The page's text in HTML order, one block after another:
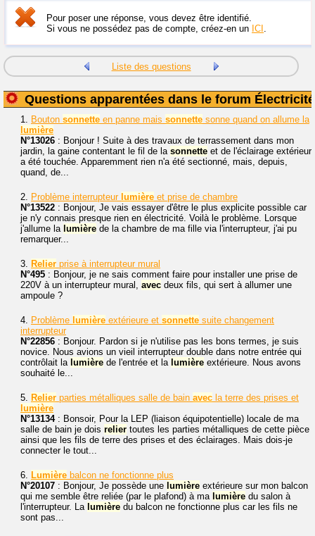
Pour poser une réponse, vous devez être identifié.
Si vous ne possédez pas de compte, créez-en un ICI .
Liste des questions
Questions apparentées dans le forum Électricité
1. Bouton sonnette en panne mais sonnette sonne quand on allume la
lumière
N°13026 : Bonjour ! Suite à des travaux de terrassement dans mon
jardin, la gaine contentant le fil de la sonnette et de l'éclairage extérieur
a été touchée. Apparemment rien n'a été sectionné, mais, depuis,
quand, de...
2. Problème interrupteur lumière et prise de chambre
N°13522 : Bonjour, Je vais essayer d'être le plus explicite possible car
je n'y connais presque rien en électricité. Voilà le problème. Lorsque
j'allume la lumière de la chambre de ma fille via l'interrupteur, j'ai pu
remarquer...
3. Relier prise à interrupteur mural
N°495 : Bonjour, je ne sais comment faire pour installer une prise de
220V à un interrupteur mural, avec deux fils, qui sert à allumer une
ampoule ?
4. Problème lumière extérieure et sonnette suite changement
interrupteur
N°22856 : Bonjour. Pardon si je n'utilise pas les bons termes, je suis
novice. Nous avions un vieil interrupteur double dans notre entrée qui
contrôlait la lumière de l'entrée et la lumière extérieure. Nous avons
souhaité le...
5. Relier parties métalliques salle de bain avec la terre des prises et
lumière
N°13134: Bonsoir, Pour la LEP (liaison équipotentielle) locale de ma
salle de bain je dois relier toutes les parties métalliques de cette pièce
ainsi que les fils de terre des prises et des éclairages. Mais dois-je
connecter le tout...
6. Lumière balcon ne fonctionne plus
N°20107 : Bonjour, Je possède une lumière extérieure sur mon balcon
qui me semble être reliée (par le plafond) à ma lumière du salon à
l'interrupteur. La lumière du balcon ne fonctionne plus car les fils ne
sont pas...